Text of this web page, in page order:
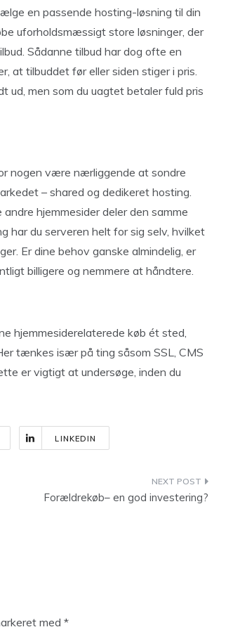
en passende hosting-løsning til din
uforholdsmæssigt store løsninger, der
Sådanne tilbud har dog ofte en
at tilbuddet før eller siden stiger i pris.
ud, men som du uagtet betaler fuld pris
nogen være nærliggende at sondre
– shared og dedikeret hosting.
hjemmesider deler den samme
har du serveren helt for sig selv, hvilket
Er dine behov ganske almindelig, er
billigere og nemmere at håndtere.
hjemmesiderelaterede køb ét sted,
tænkes især på ting såsom SSL, CMS
er vigtigt at undersøge, inden du
LINKEDIN
Forældrekøb– en god investering?
med *